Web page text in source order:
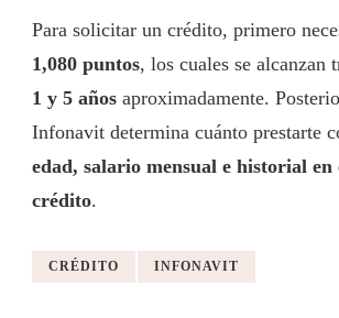
Para solicitar un crédito, primero
1,080 puntos, los cuales se alcanzan
1 y 5 años aproximadamente.
Infonavit determina cuánto prestarte
edad, salario mensual e historial en
crédito.
CRÉDITO INFONAVIT